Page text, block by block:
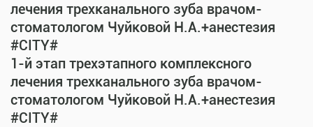
лечения трехканального зуба врачом-
стоматологом Чуйковой Н.А.+анестезия
#CITY#
1-й этап трехэтапного комплексного
лечения трехканального зуба врачом-
стоматологом Чуйковой Н.А.+анестезия
#CITY#